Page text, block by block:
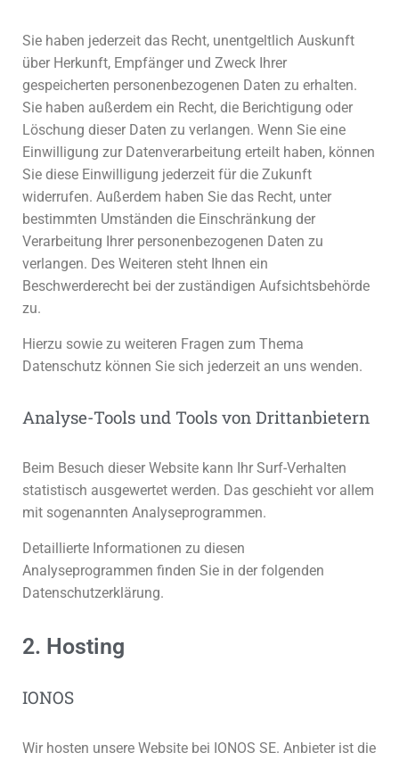
Sie haben jederzeit das Recht, unentgeltlich Auskunft
über Herkunft, Empfänger und Zweck Ihrer
gespeicherten personenbezogenen Daten zu erhalten.
Sie haben außerdem ein Recht, die Berichtigung oder
Löschung dieser Daten zu verlangen. Wenn Sie eine
Einwilligung zur Datenverarbeitung erteilt haben, können
Sie diese Einwilligung jederzeit für die Zukunft
widerrufen. Außerdem haben Sie das Recht, unter
bestimmten Umständen die Einschränkung der
Verarbeitung Ihrer personenbezogenen Daten zu
verlangen. Des Weiteren steht Ihnen ein
Beschwerderecht bei der zuständigen Aufsichtsbehörde
zu.
Hierzu sowie zu weiteren Fragen zum Thema
Datenschutz können Sie sich jederzeit an uns wenden.
Analyse-Tools und Tools von Dritt­anbietern
Beim Besuch dieser Website kann Ihr Surf-Verhalten
statistisch ausgewertet werden. Das geschieht vor allem
mit sogenannten Analyseprogrammen.
Detaillierte Informationen zu diesen
Analyseprogrammen finden Sie in der folgenden
Datenschutzerklärung.
2. Hosting
IONOS
Wir hosten unsere Website bei IONOS SE. Anbieter ist die